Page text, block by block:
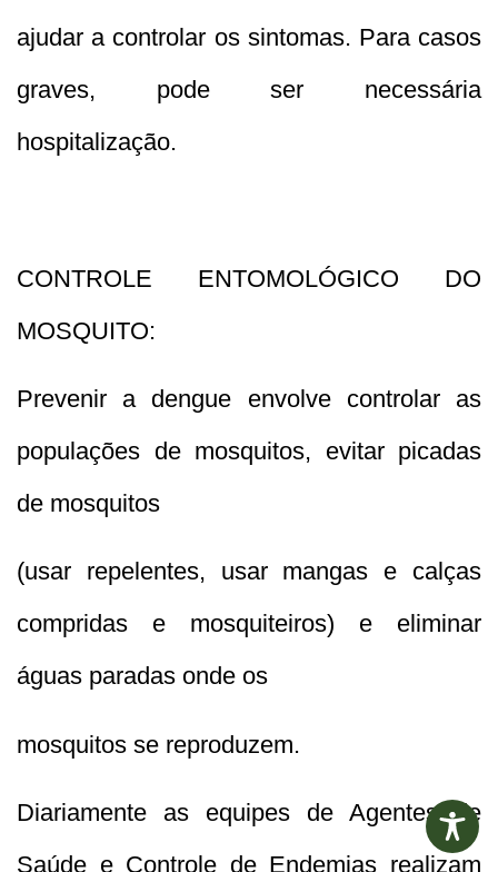
ajudar a controlar os sintomas. Para casos
graves, pode ser necessária
hospitalização.
CONTROLE ENTOMOLÓGICO DO
MOSQUITO:
Prevenir a dengue envolve controlar as
populações de mosquitos, evitar picadas
de mosquitos
(usar repelentes, usar mangas e calças
compridas e mosquiteiros) e eliminar
águas paradas onde os
mosquitos se reproduzem.
Diariamente as equipes de Agentes de
Saúde e Controle de Endemias realizam